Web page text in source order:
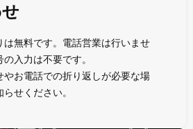
は無料です。電話営業は行いませ
入力は不要です。
やお電話での折り返しが必要な場
せください。